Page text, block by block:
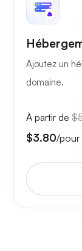
Ajoutez un
domaine.
À partir de
$3.80/pour